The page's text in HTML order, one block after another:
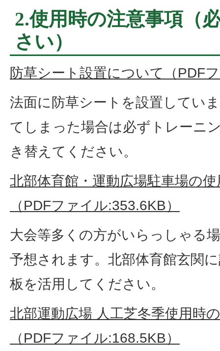
2.使用時の注意事項（
さい）
防草シート設置について（PDF
法面に防草シートを設置してい
てしまった場合は必ずトレーニ
き替えてください。
北部体育館・運動広場駐車場の
（PDFファイル:353.6KB）
大会等多くの方がいらっしゃる
予想されます。北部体育館玄関
板を活用してください。
北部運動広場 人工芝冬季使用時
（PDFファイル:168.5KB）